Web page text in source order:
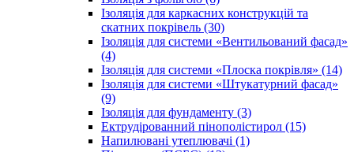
Ізоляція для каркасних конструкцій та
скатних покрівель (30)
Ізоляція для системи «Вентильований фасад»
(4)
Ізоляція для системи «Плоска покрівля» (14)
Ізоляція для системи «Штукатурний фасад»
(9)
Ізоляція для фундаменту (3)
Ектрудірованний пінополістирол (15)
Напилювані утеплювачі (1)